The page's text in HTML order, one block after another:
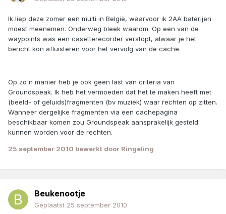
Ik liep deze zomer een multi in België, waarvoor ik 2AA baterijen
moest meenemen. Onderweg bleek waarom. Op een van de
waypoints was een casetterecorder verstopt, alwaar je het
bericht kon afluisteren voor het vervolg van de cache.
Op zo'n manier heb je ook geen last van criteria van
Groundspeak. Ik heb het vermoeden dat het te maken heeft met
(beeld- of geluids)fragmenten (bv muziek) waar rechten op zitten.
Wanneer dergelijke fragmenten via een cachepagina
beschikbaar komen zou Groundspeak aansprakelijk gesteld
kunnen worden voor de rechten.
25 september 2010 bewerkt door Ringeling
Beukenootje
Geplaatst 25 september 2010